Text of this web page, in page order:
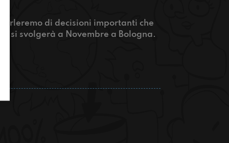
di decisioni importanti che
si svolgerà a Novembre a Bologna.